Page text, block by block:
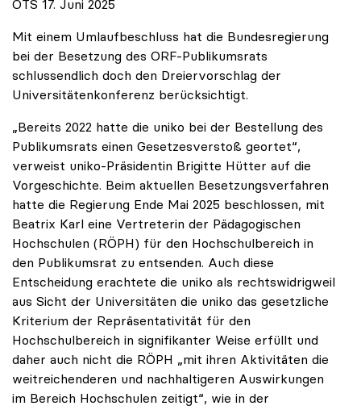
OTS 17. Juni 2025
Mit einem Umlaufbeschluss hat die Bundesregierung
bei der Besetzung des ORF-Publikumsrats
schlussendlich doch den Dreiervorschlag der
Universitätenkonferenz berücksichtigt.
„Bereits 2022 hatte die uniko bei der Bestellung des
Publikumsrats einen Gesetzesverstoß geortet“,
verweist uniko-Präsidentin Brigitte Hütter auf die
Vorgeschichte. Beim aktuellen Besetzungsverfahren
hatte die Regierung Ende Mai 2025 beschlossen, mit
Beatrix Karl eine Vertreterin der Pädagogischen
Hochschulen (RÖPH) für den Hochschulbereich in
den Publikumsrat zu entsenden. Auch diese
Entscheidung erachtete die uniko als rechtswidrigweil
aus Sicht der Universitäten die uniko das gesetzliche
Kriterium der Repräsentativität für den
Hochschulbereich in signifikanter Weise erfüllt und
daher auch nicht die RÖPH „mit ihren Aktivitäten die
weitreichenderen und nachhaltigeren Auswirkungen
im Bereich Hochschulen zeitigt“, wie in der